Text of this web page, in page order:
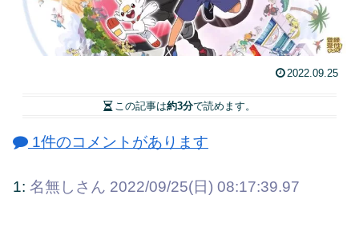
2022.09.25
この記事は約3分で読めます。
1件のコメントがあります
1: 名無しさん 2022/09/25(日) 08:17:39.97